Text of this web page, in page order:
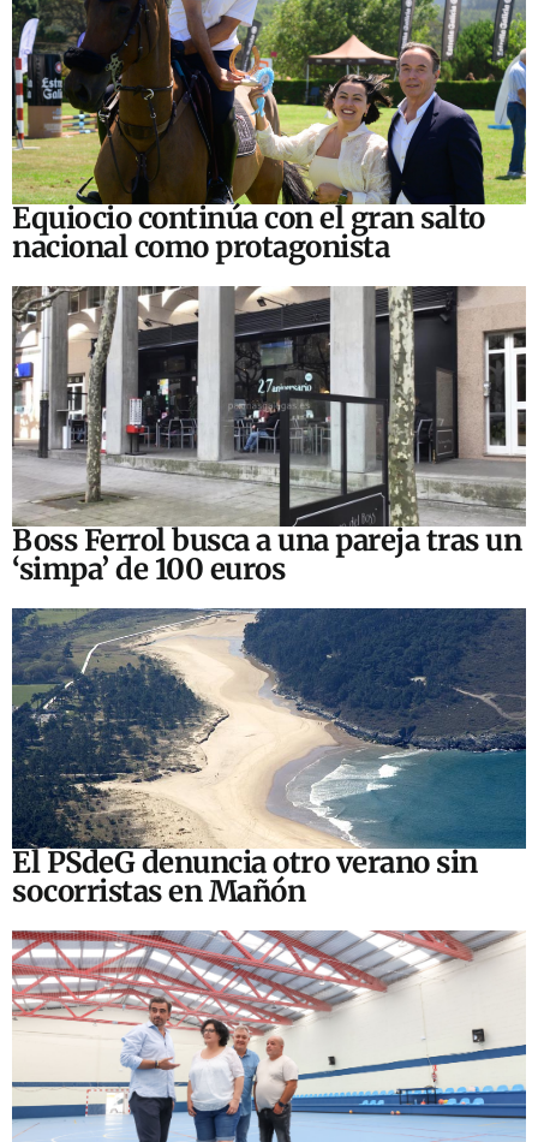
Equiocio continúa con el gran salto
nacional como protagonista
Boss Ferrol busca a una pareja tras un
‘simpa’ de 100 euros
El PSdeG denuncia otro verano sin
socorristas en Mañón